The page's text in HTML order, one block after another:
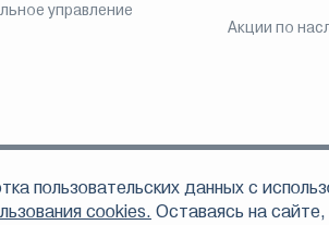
управление
Акции по
компания ЛМС» осуществляет свою
ценными бумагами 078-06324-001000 от
пользовательских данных с
cookies. Оставаясь на